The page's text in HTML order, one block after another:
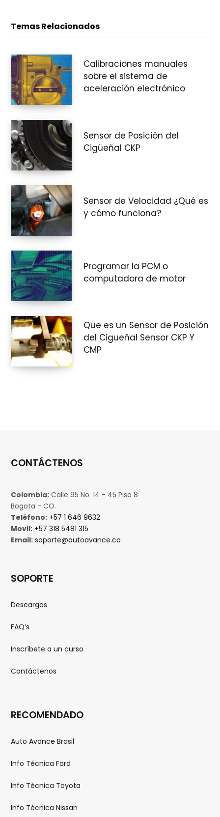
Temas Relacionados
Calibraciones manuales
sobre el sistema de
aceleración electrónico
Sensor de Posición del
Cigüeñal CKP
Sensor de Velocidad ¿Qué es
y cómo funciona?
Programar la PCM o
computadora de motor
Que es un Sensor de Posición
del Cigueñal Sensor CKP Y
CMP
CONTÁCTENOS
Colombia: Calle 95 No. 14 - 45 Piso 8
Bogota - CO.
Teléfono: +57 1 646 9632
Movil: +57 318 5481 315
Email: soporte@autoavance.co
SOPORTE
Descargas
FAQ’s
Inscríbete a un curso
Contáctenos
RECOMENDADO
Auto Avance Brasil
Info Técnica Ford
Info Técnica Toyota
Info Técnica Nissan